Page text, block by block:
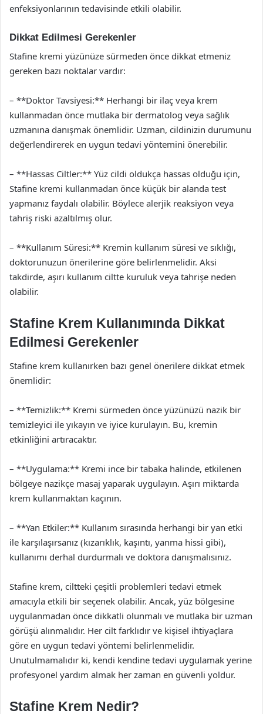
enfeksiyonlarının tedavisinde etkili olabilir.
Dikkat Edilmesi Gerekenler
Stafine kremi yüzünüze sürmeden önce dikkat etmeniz
gereken bazı noktalar vardır:
– **Doktor Tavsiyesi:** Herhangi bir ilaç veya krem
kullanmadan önce mutlaka bir dermatolog veya sağlık
uzmanına danışmak önemlidir. Uzman, cildinizin durumunu
değerlendirerek en uygun tedavi yöntemini önerebilir.
– **Hassas Ciltler:** Yüz cildi oldukça hassas olduğu için,
Stafine kremi kullanmadan önce küçük bir alanda test
yapmanız faydalı olabilir. Böylece alerjik reaksiyon veya
tahriş riski azaltılmış olur.
– **Kullanım Süresi:** Kremin kullanım süresi ve sıklığı,
doktorunuzun önerilerine göre belirlenmelidir. Aksi
takdirde, aşırı kullanım ciltte kuruluk veya tahrişe neden
olabilir.
Stafine Krem Kullanımında Dikkat
Edilmesi Gerekenler
Stafine krem kullanırken bazı genel önerilere dikkat etmek
önemlidir:
– **Temizlik:** Kremi sürmeden önce yüzünüzü nazik bir
temizleyici ile yıkayın ve iyice kurulayın. Bu, kremin
etkinliğini artıracaktır.
– **Uygulama:** Kremi ince bir tabaka halinde, etkilenen
bölgeye nazikçe masaj yaparak uygulayın. Aşırı miktarda
krem kullanmaktan kaçının.
– **Yan Etkiler:** Kullanım sırasında herhangi bir yan etki
ile karşılaşırsanız (kızarıklık, kaşıntı, yanma hissi gibi),
kullanımı derhal durdurmalı ve doktora danışmalısınız.
Stafine krem, ciltteki çeşitli problemleri tedavi etmek
amacıyla etkili bir seçenek olabilir. Ancak, yüz bölgesine
uygulanmadan önce dikkatli olunmalı ve mutlaka bir uzman
görüşü alınmalıdır. Her cilt farklıdır ve kişisel ihtiyaçlara
göre en uygun tedavi yöntemi belirlenmelidir.
Unutulmamalıdır ki, kendi kendine tedavi uygulamak yerine
profesyonel yardım almak her zaman en güvenli yoldur.
Stafine Krem Nedir?